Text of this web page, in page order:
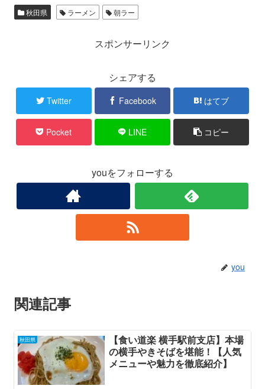
秋田県 ラーメン 朝ラー
スポンサーリンク
シェアする
Twitter Facebook はてブ
Pocket LINE コピー
youをフォローする
you
関連記事
秋田県
【食い道楽 横手駅前支店】本場
の横手やきそばを堪能！【人気
メニューや魅力を徹底紹介】